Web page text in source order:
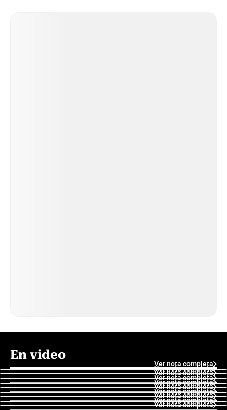
En video
Ver nota completa
Ver nota completa
Ver nota completa
Ver nota completa
Ver nota completa
Ver nota completa
Ver nota completa
Ver nota completa
Ver nota completa
Ver nota completa